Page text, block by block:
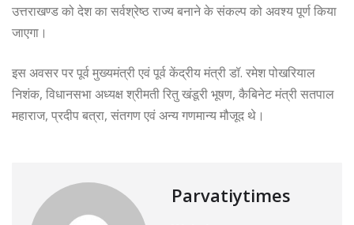
उत्तराखण्ड को देश का सर्वश्रेष्ठ राज्य बनाने के संकल्प को अवश्य पूर्ण किया
जाएगा।
इस अवसर पर पूर्व मुख्यमंत्री एवं पूर्व केंद्रीय मंत्री डॉ. रमेश पोखरियाल
निशंक, विधानसभा अध्यक्ष श्रीमती रितु खंडूरी भूषण, कैबिनेट मंत्री सतपाल
महाराज, प्रदीप बत्रा, संतगण एवं अन्य गणमान्य मौजूद थे।
Parvatiytimes